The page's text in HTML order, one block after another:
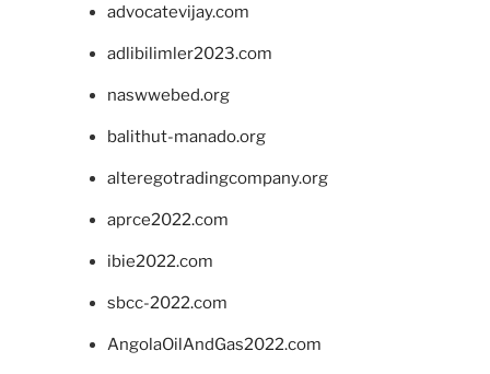
advocatevijay.com
adlibilimler2023.com
naswwebed.org
balithut-manado.org
alteregotradingcompany.org
aprce2022.com
ibie2022.com
sbcc-2022.com
AngolaOilAndGas2022.com